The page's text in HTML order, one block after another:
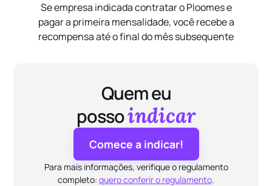
Se empresa indicada contratar o Ploomes e
pagar a primeira mensalidade, você recebe a
recompensa até o final do mês subsequente
Quem eu
possoindicar
Comece a indicar!
Para mais informações, verifique o regulamento
completo: quero conferir o regulamento.